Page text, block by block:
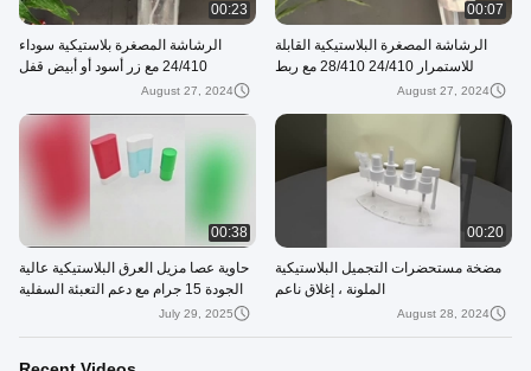
00:07
الرشاشة المصغرة البلاستيكية القابلة
للاستمرار 24/410 28/410 مع ربط
August 27, 2024
00:23
الرشاشة المصغرة بلاستيكية سوداء
24/410 مع زر أسود أو أبيض قفل
August 27, 2024
00:20
مضخة مستحضرات التجميل البلاستيكية
الملونة ، إغلاق ناعم
August 28, 2024
00:38
حاوية عصا مزيل العرق البلاستيكية عالية
الجودة 15 جرام مع دعم التعبئة السفلية
July 29, 2025